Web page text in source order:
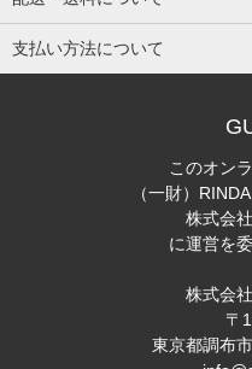
支払い方法について
このオン
（一財）
株式会
に運営を
株式会
〒
東京都調布